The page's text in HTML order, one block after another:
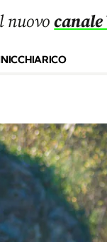
nuovocanale